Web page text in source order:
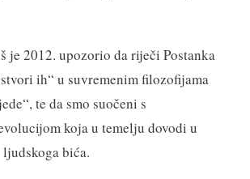
je 2012. upozorio da riječi Postanka
ih“ u suvremenim filozofijama
te da smo suočeni s
koja u temelju dovodi u
bića.